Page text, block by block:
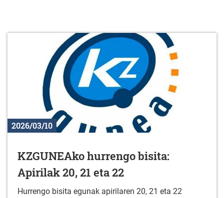
2026/03/10
KZGUNEAko hurrengo bisita:
Apirilak 20, 21 eta 22
Hurrengo bisita egunak apirilaren 20, 21 eta 22